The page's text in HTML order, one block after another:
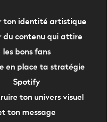
ton identité artistique
du contenu qui attire
les bons fans
en place ta stratégie
Spotify
ton univers visuel
ton message